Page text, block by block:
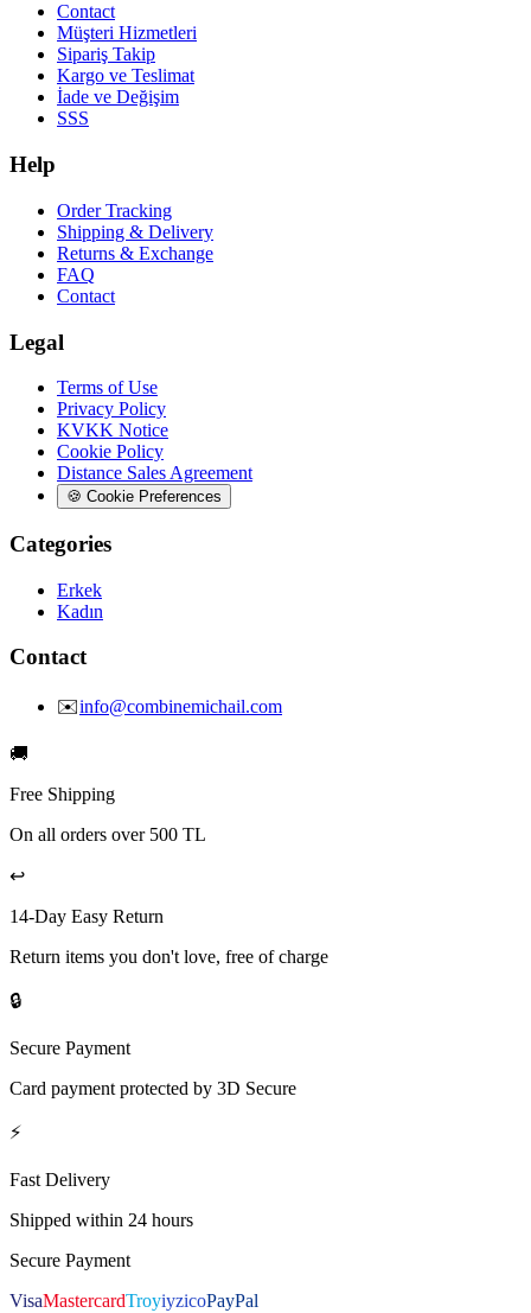
Contact
Müşteri Hizmetleri
Sipariş Takip
Kargo ve Teslimat
İade ve Değişim
SSS
Help
Order Tracking
Shipping & Delivery
Returns & Exchange
FAQ
Contact
Legal
Terms of Use
Privacy Policy
KVKK Notice
Cookie Policy
Distance Sales Agreement
🍪 Cookie Preferences
Categories
Erkek
Kadın
Contact
✉️info@combinemichail.com
🚚
Free Shipping
On all orders over 500 TL
↩️
14-Day Easy Return
Return items you don't love, free of charge
🔒
Secure Payment
Card payment protected by 3D Secure
⚡
Fast Delivery
Shipped within 24 hours
Secure Payment
VisaMastercardTroyiyzicoPayPal